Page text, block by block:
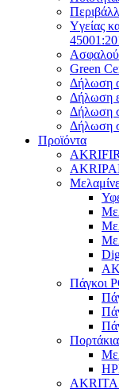
Yγείας
Green
Δήλωση
Δήλωση
Δήλωση
Δήλωση
Προϊόντα
Πάγκοι